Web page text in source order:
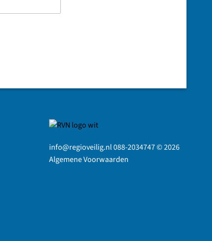
info@regioveilig.nl 088-2034747 © 2026
Algemene Voorwaarden